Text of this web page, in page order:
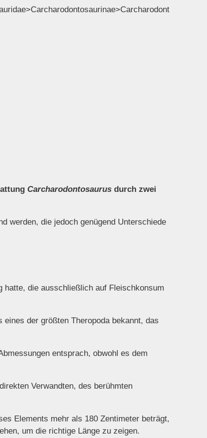
Carcharodontosaurus durch zwei
werden, die jedoch genügend Unterschiede
hatte, die ausschließlich auf Fleischkonsum
der größten Theropoda bekannt, das
entsprach, obwohl es dem
Verwandten, des berühmten
Elements mehr als 180 Zentimeter beträgt,
um die richtige Länge zu zeigen.